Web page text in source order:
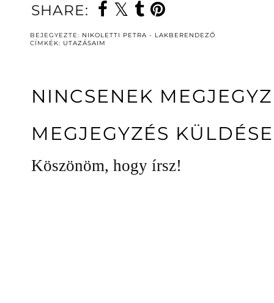
SHARE:
BEJEGYEZTE: NIKOLETTI PETRA - LAKBERENDEZŐ
CÍMKÉK: UTAZÁSAIM
NINCSENEK
MEGJEGYZÉS KÜLDÉSE
Köszönöm, hogy írsz!